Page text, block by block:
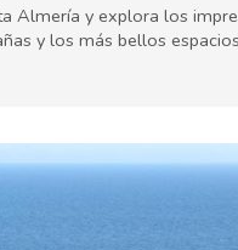
Almería y explora los
y los más bellos
& aire libre Playas